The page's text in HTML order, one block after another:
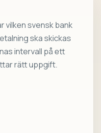
vilken svensk bank
ska skickas
intervall på ett
rätt uppgift.